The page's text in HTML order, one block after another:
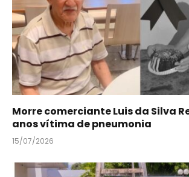
Morre comerciante Luis da Silva
anos vítima de pneumonia
15/07/2026